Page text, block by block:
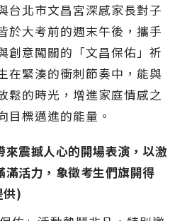
台北市文昌宮深感家長對子
於大考前的週末午後，攜手
創意闖關的「文昌保佑」祈
在緊湊的衝刺節奏中，能與
鬆的時光，增進家庭情感之
目標邁進的能量。
震撼人心的開場表演，以激
滿活力，象徵考生們旗開得
供)